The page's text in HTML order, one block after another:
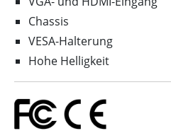
Chassis
VESA-Halterung
Hohe Helligkeit